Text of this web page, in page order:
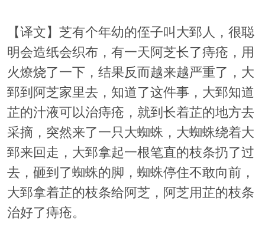
【译文】芝有个年幼的侄子叫大郅人，很聪
明会造纸会织布，有一天阿芝长了痔疮，用
火燎烧了一下，结果反而越来越严重了，大
郅到阿芝家里去，知道了这件事，大郅知道
芷的汁液可以治痔疮，就到长着芷的地方去
采摘，突然来了一只大蜘蛛，大蜘蛛绕着大
郅来回走，大郅拿起一根笔直的枝条扔了过
去，砸到了蜘蛛的脚，蜘蛛停住不敢向前，
大郅拿着芷的枝条给阿芝，阿芝用芷的枝条
治好了痔疮。